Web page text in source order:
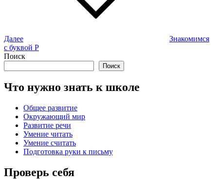
Далее
Знакомимся
с буквой РСледующая
Поиск
Поиск
Что нужно знать к школе
Общее развитие
Окружающий мир
Развитие речи
Умение читать
Умение считать
Подготовка руки к письму
Проверь себя